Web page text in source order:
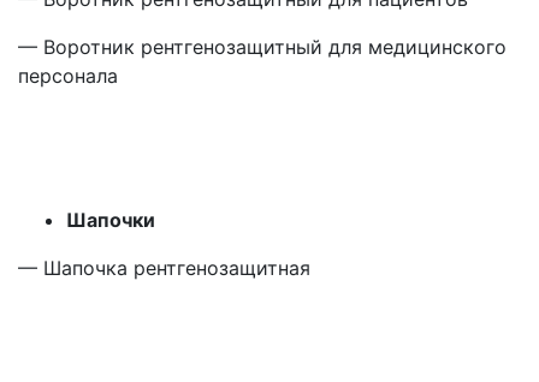
— Воротник рентгенозащитный для медицинского
персонала
Шапочки
— Шапочка рентгенозащитная